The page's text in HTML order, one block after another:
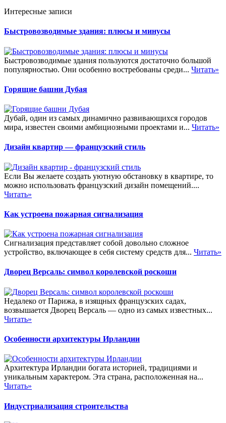
Интересные записи
Быстровозводимые здания: плюсы и минусы
Быстровозводимые здания пользуются достаточно большой
популярностью. Они особенно востребованы среди... Читать»
Горящие башни Дубая
Дубай, один из самых динамично развивающихся городов
мира, известен своими амбициозными проектами и... Читать»
Дизайн квартир — французский стиль
Если Вы желаете создать уютную обстановку в квартире, то
можно использовать французский дизайн помещений....
Читать»
Как устроена пожарная сигнализация
Сигнализация представляет собой довольно сложное
устройство, включающее в себя систему средств для... Читать»
Дворец Версаль: символ королевской роскоши
Недалеко от Парижа, в изящных французских садах,
возвышается Дворец Версаль — одно из самых известных...
Читать»
Особенности архитектуры Ирландии
Архитектура Ирландии богата историей, традициями и
уникальным характером. Эта страна, расположенная на...
Читать»
Индустриализация строительства